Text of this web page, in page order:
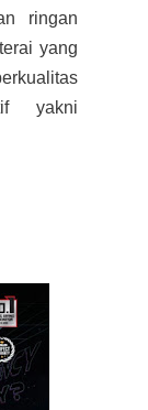
ringan
yang
yakni